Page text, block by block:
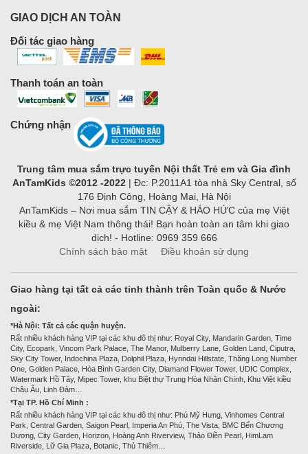
GIAO DỊCH AN TOÀN
Đối tác giao hàng
Thanh toán an toàn
Chứng nhận
Trung tâm mua sắm trực tuyến Nội thất Trẻ em và Gia đình
AnTamKids ©2012 -2022| Đc: P.2011A1 tòa nhà Sky Central, số
176 Định Công, Hoàng Mai, Hà Nội
AnTamKids – Nơi mua sắm TIN CẬY & HÁO HỨC của mẹ Việt
kiều & mẹ Việt Nam thông thái! Bạn hoàn toàn an tâm khi giao
dịch! - Hotline: 0969 359 666
Chính sách bảo mật
Điều khoản sử dụng
Giao hàng tại tất cả các tỉnh thành trên Toàn quốc & Nước
ngoài:
*Hà Nội: Tất cả các quận huyện.
Rất nhiều khách hàng VIP tại các khu đô thị như: Royal City, Mandarin Garden, Time
City, Ecopark, Vincom Park Palace, The Manor, Mulberry Lane, Golden Land, Ciputra,
Sky City Tower, Indochina Plaza, Dolphil Plaza, Hynndai Hillstate, Thăng Long Number
One, Golden Palace, Hòa Bình Garden City, Diamand Flower Tower, UDIC Complex,
Watermark Hồ Tây, Mipec Tower, khu Biệt thự Trung Hòa Nhân Chính, Khu Việt kiều
Châu Âu, Linh Đàm…
*Tại TP. Hồ Chí Minh :
Rất nhiều khách hàng VIP tại các khu đô thị như: Phú Mỹ Hưng, Vinhomes Central
Park, Central Garden, Saigon Pearl, Imperia An Phú, The Vista, BMC Bến Chương
Dương, City Garden, Horizon, Hoàng Anh Riverview, Thảo Điền Pearl, HimLam
Riverside, Lữ Gia Plaza, Botanic, Thủ Thiêm…